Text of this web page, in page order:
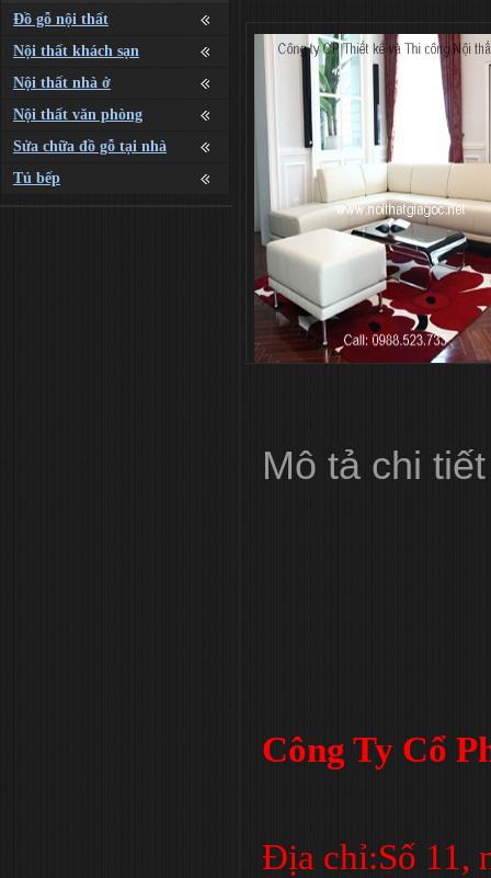
Đồ gỗ nội thất
Nội thất khách sạn
Nội thất nhà ở
Nội thất văn phòng
Sửa chữa đồ gỗ tại nhà
Tủ bếp
Mô tả chi tiết
Công Ty Cổ
Địa chỉ:Số 11,